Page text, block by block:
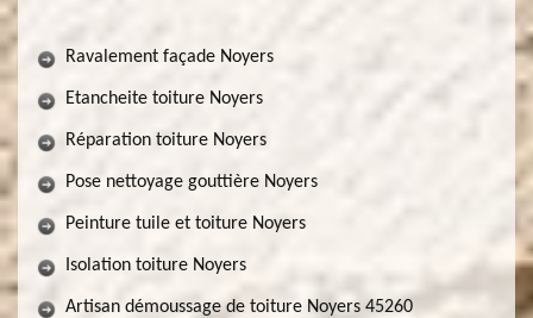
Ravalement façade Noyers
Etancheite toiture Noyers
Réparation toiture Noyers
Pose nettoyage gouttière Noyers
Peinture tuile et toiture Noyers
Isolation toiture Noyers
Artisan démoussage de toiture Noyers 45260